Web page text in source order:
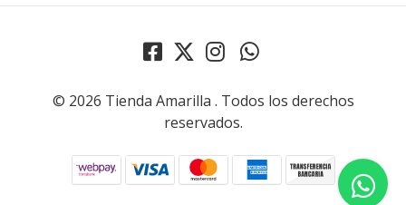
© 2026 Tienda Amarilla . Todos los derechos
reservados.